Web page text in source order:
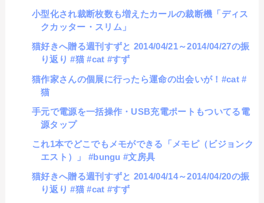
小型化され裁断枚数も増えたカールの裁断機「ディス
クカッター・スリム」
猫好きへ贈る週刊すずと 2014/04/21～2014/04/27の振
り返り #猫 #cat #すず
猫 作家さんの個展に行ったら運命の出会いが！#cat #
猫
手元で電源を一括操作・USB充電ポートもついてる電
源タップ
これ1本でどこでもメモができる「メモピ（ビジョンク
エスト）」 #bungu #文房具
猫好きへ贈る週刊すずと 2014/04/14～2014/04/20の振
り返り #猫 #cat #すず